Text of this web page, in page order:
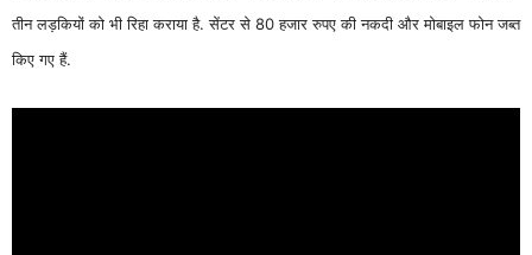
तीन लड़कियों को भी रिहा कराया है. सेंटर से 80 हजार रुपए की नकदी और मोबाइल फोन जब्त
किए गए हैं.